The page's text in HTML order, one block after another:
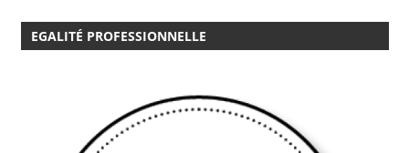
EGALITÉ PROFESSIONNELLE